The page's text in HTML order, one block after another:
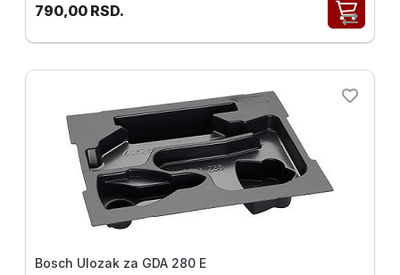
790,00 RSD.
Bosch Ulozak za GDA 280 E